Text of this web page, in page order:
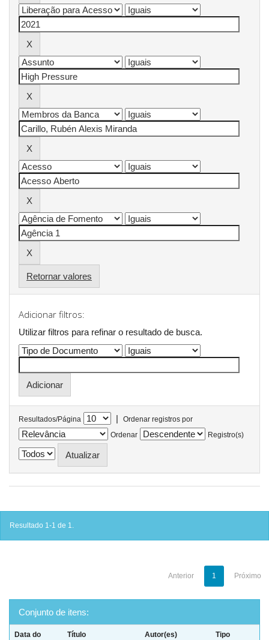
Retornar valores
Adicionar filtros:
Utilizar filtros para refinar o resultado de busca.
Resultados/Página |
Ordenar registros por
Ordenar
Registro(s)
Resultado 1-1 de 1.
Anterior 1 Próximo
Conjunto de itens:
Data do
Título Autor(es) Tipo